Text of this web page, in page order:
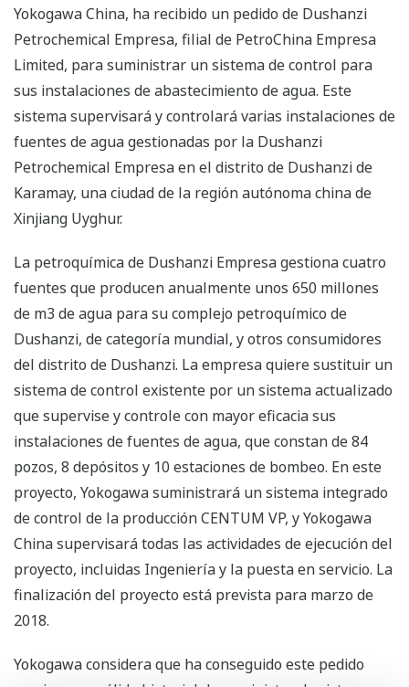
Yokogawa China, ha recibido un pedido de Dushanzi
Petrochemical Empresa, filial de PetroChina Empresa
Limited, para suministrar un sistema de control para
sus instalaciones de abastecimiento de agua. Este
sistema supervisará y controlará varias instalaciones de
fuentes de agua gestionadas por la Dushanzi
Petrochemical Empresa en el distrito de Dushanzi de
Karamay, una ciudad de la región autónoma china de
Xinjiang Uyghur.
La petroquímica de Dushanzi Empresa gestiona cuatro
fuentes que producen anualmente unos 650 millones
de m3 de agua para su complejo petroquímico de
Dushanzi, de categoría mundial, y otros consumidores
del distrito de Dushanzi. La empresa quiere sustituir un
sistema de control existente por un sistema actualizado
que supervise y controle con mayor eficacia sus
instalaciones de fuentes de agua, que constan de 84
pozos, 8 depósitos y 10 estaciones de bombeo. En este
proyecto, Yokogawa suministrará un sistema integrado
de control de la producción CENTUM VP, y Yokogawa
China supervisará todas las actividades de ejecución del
proyecto, incluidas Ingeniería y la puesta en servicio. La
finalización del proyecto está prevista para marzo de
2018.
Yokogawa considera que ha conseguido este pedido